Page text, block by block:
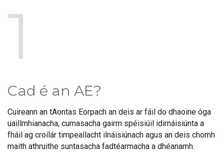
1
Cad é an AE?
Cuireann an tAontas Eorpach an deis ar fáil do dhaoine óga
uaillmhianacha, cumasacha gairm spéisiúil idirnáisiúnta a
fháil ag croílár timpeallacht ilnáisiúnach agus an deis chomh
maith athruithe suntasacha fadtéarmacha a dhéanamh.